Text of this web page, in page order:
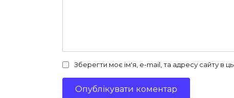
Зберегти моє ім'я, e-mail, та адресу сайту в